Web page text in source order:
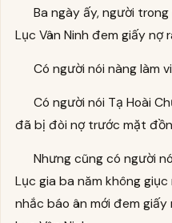
Ba ngày ấy, người
Lục Vân Ninh đem giấy nợ
Có người nói nàng làm
Có người nói Tạ Hoài
đã bị đòi nợ trước mặt
Nhưng cũng có người
Lục gia ba năm không
nhắc báo ân mới đem